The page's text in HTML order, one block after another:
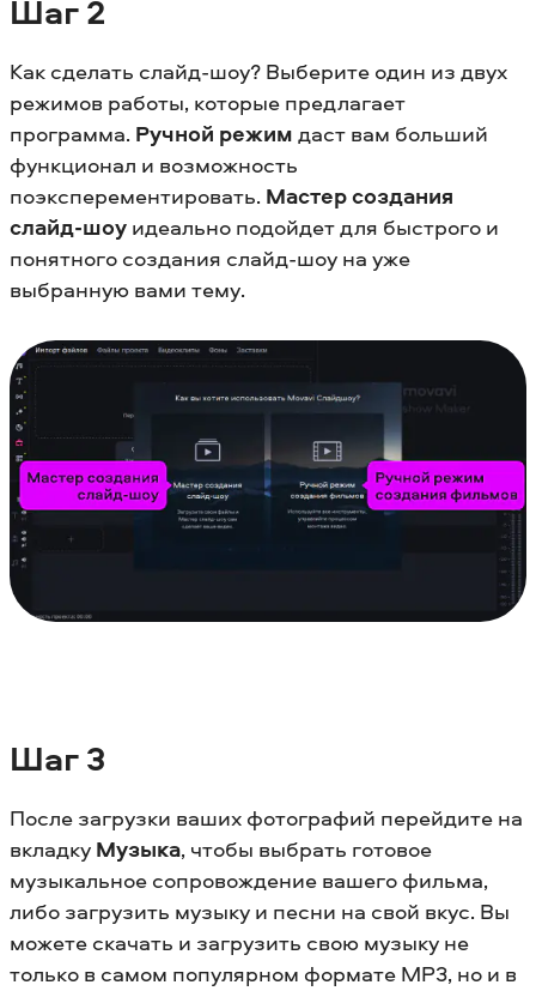
Шаг 2
Как сделать слайд-шоу? Выберите один из двух
режимов работы, которые предлагает
программа. Ручной режим даст вам больший
функционал и возможность
поэксперементировать. Мастер создания
слайд-шоу идеально подойдет для быстрого и
понятного создания слайд-шоу на уже
выбранную вами тему.
Шаг 3
После загрузки ваших фотографий перейдите на
вкладку Музыка, чтобы выбрать готовое
музыкальное сопровождение вашего фильма,
либо загрузить музыку и песни на свой вкус. Вы
можете скачать и загрузить свою музыку не
только в самом популярном формате MP3, но и в